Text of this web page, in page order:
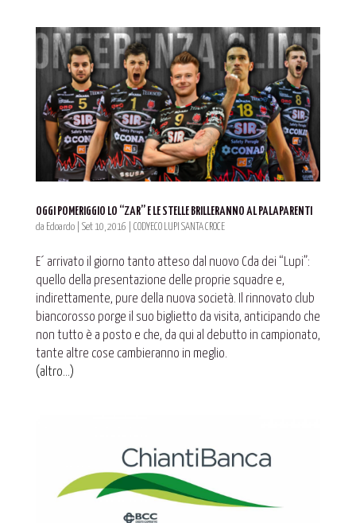
OGGI POMERIGGIO LO “ZAR” E LE STELLE BRILLERANNO AL PALAPARENTI
da Edoardo| Set 10, 2016 CODYECO LUPI SANTA CROCE
E´ arrivato il giorno tanto atteso dal nuovo Cda dei “Lupi”:
quello della presentazione delle proprie squadre e,
indirettamente, pure della nuova società. Il rinnovato club
biancorosso porge il suo biglietto da visita, anticipando che
non tutto è a posto e che, da qui al debutto in campionato,
tante altre cose cambieranno in meglio.
(altro…)